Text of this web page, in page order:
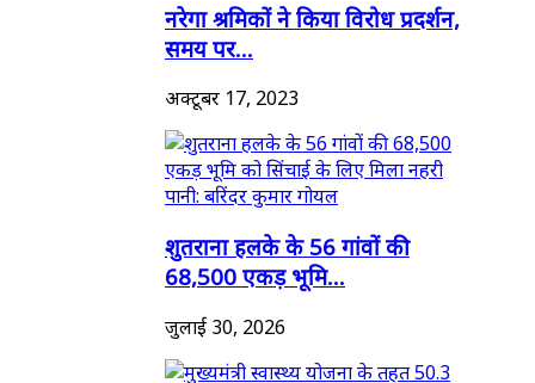
नरेगा श्रमिकों ने किया विरोध प्रदर्शन,
समय पर...
अक्टूबर 17, 2023
शुतराना हलके के 56 गांवों की
68,500 एकड़ भूमि...
जुलाई 30, 2026